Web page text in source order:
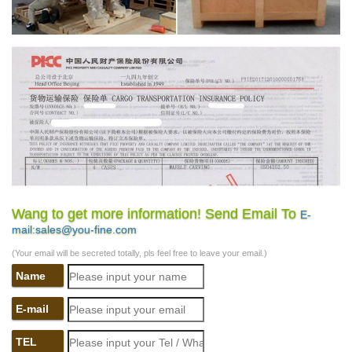
Wang to get more information! Send Email To E-
mail:sales@you-fine.com
(Your email will be secreted totally, pls feel free to leave your email.)
Name
E-mail
TEL